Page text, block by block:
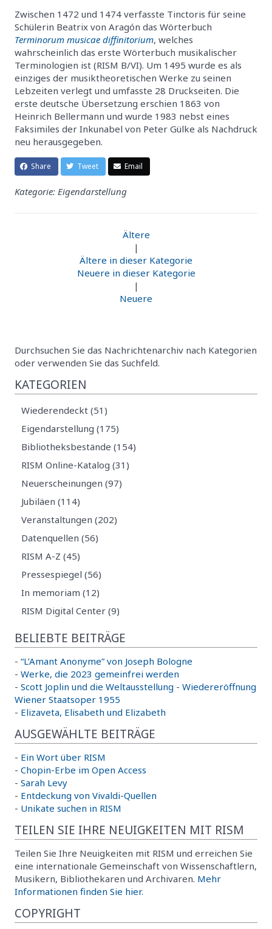
Zwischen 1472 und 1474 verfasste Tinctoris für seine
Schülerin Beatrix von Aragón das Wörterbuch
Terminorum musicae diffinitorium, welches
wahrscheinlich das erste Wörterbuch musikalischer
Terminologien ist (RISM B/VI). Um 1495 wurde es als
einziges der musiktheoretischen Werke zu seinen
Lebzeiten verlegt und umfasste 28 Druckseiten. Die
erste deutsche Übersetzung erschien 1863 von
Heinrich Bellermann und wurde 1983 nebst eines
Faksimiles der Inkunabel von Peter Gülke als Nachdruck
neu herausgegeben.
Share Tweet Email
Kategorie: Eigendarstellung
Ältere
|
Ältere in dieser Kategorie
Neuere in dieser Kategorie
|
Neuere
Durchsuchen Sie das Nachrichtenarchiv nach Kategorien
oder verwenden Sie das Suchfeld.
KATEGORIEN
Wiederendeckt (51)
Eigendarstellung (175)
Bibliotheksbestände (154)
RISM Online-Katalog (31)
Neuerscheinungen (97)
Jubiläen (114)
Veranstaltungen (202)
Datenquellen (56)
RISM A-Z (45)
Pressespiegel (56)
In memoriam (12)
RISM Digital Center (9)
BELIEBTE BEITRÄGE
- “L’Amant Anonyme” von Joseph Bologne
- Werke, die 2023 gemeinfrei werden
- Scott Joplin und die Weltausstellung - Wiedereröffnung
Wiener Staatsoper 1955
- Elizaveta, Elisabeth und Elizabeth
AUSGEWÄHLTE BEITRÄGE
- Ein Wort über RISM
- Chopin-Erbe im Open Access
- Sarah Levy
- Entdeckung von Vivaldi-Quellen
- Unikate suchen in RISM
TEILEN SIE IHRE NEUIGKEITEN MIT RISM
Teilen Sie Ihre Neuigkeiten mit RISM und erreichen Sie
eine internationale Gemeinschaft von Wissenschaftlern,
Musikern, Bibliothekaren und Archivaren. Mehr
Informationen finden Sie hier.
COPYRIGHT